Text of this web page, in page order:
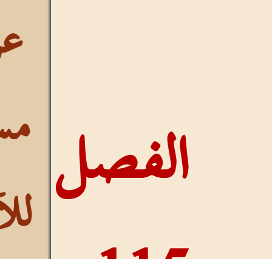
مستمر
للآيات